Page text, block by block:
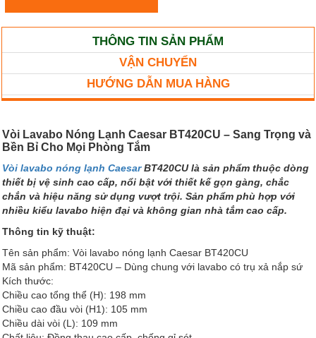
THÔNG TIN SẢN PHẨM
VẬN CHUYỂN
HƯỚNG DẪN MUA HÀNG
Vòi Lavabo Nóng Lạnh Caesar BT420CU – Sang Trọng và
Bền Bỉ Cho Mọi Phòng Tắm
Vòi lavabo nóng lạnh CaesarBT420CU là sản phẩm thuộc dòng
thiết bị vệ sinh cao cấp, nổi bật với thiết kế gọn gàng, chắc
chắn và hiệu năng sử dụng vượt trội. Sản phẩm phù hợp với
nhiều kiểu lavabo hiện đại và không gian nhà tắm cao cấp.
Thông tin kỹ thuật:
Tên sản phẩm: Vòi lavabo nóng lạnh Caesar BT420CU
Mã sản phẩm: BT420CU – Dùng chung với lavabo có trụ xả nắp sứ
Kích thước:
Chiều cao tổng thể (H): 198 mm
Chiều cao đầu vòi (H1): 105 mm
Chiều dài vòi (L): 109 mm